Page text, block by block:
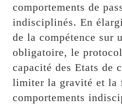
comportements de
indisciplinés. En
de la compétence sur
obligatoire, le
capacité des Etats de
limiter la gravité et la
comportements